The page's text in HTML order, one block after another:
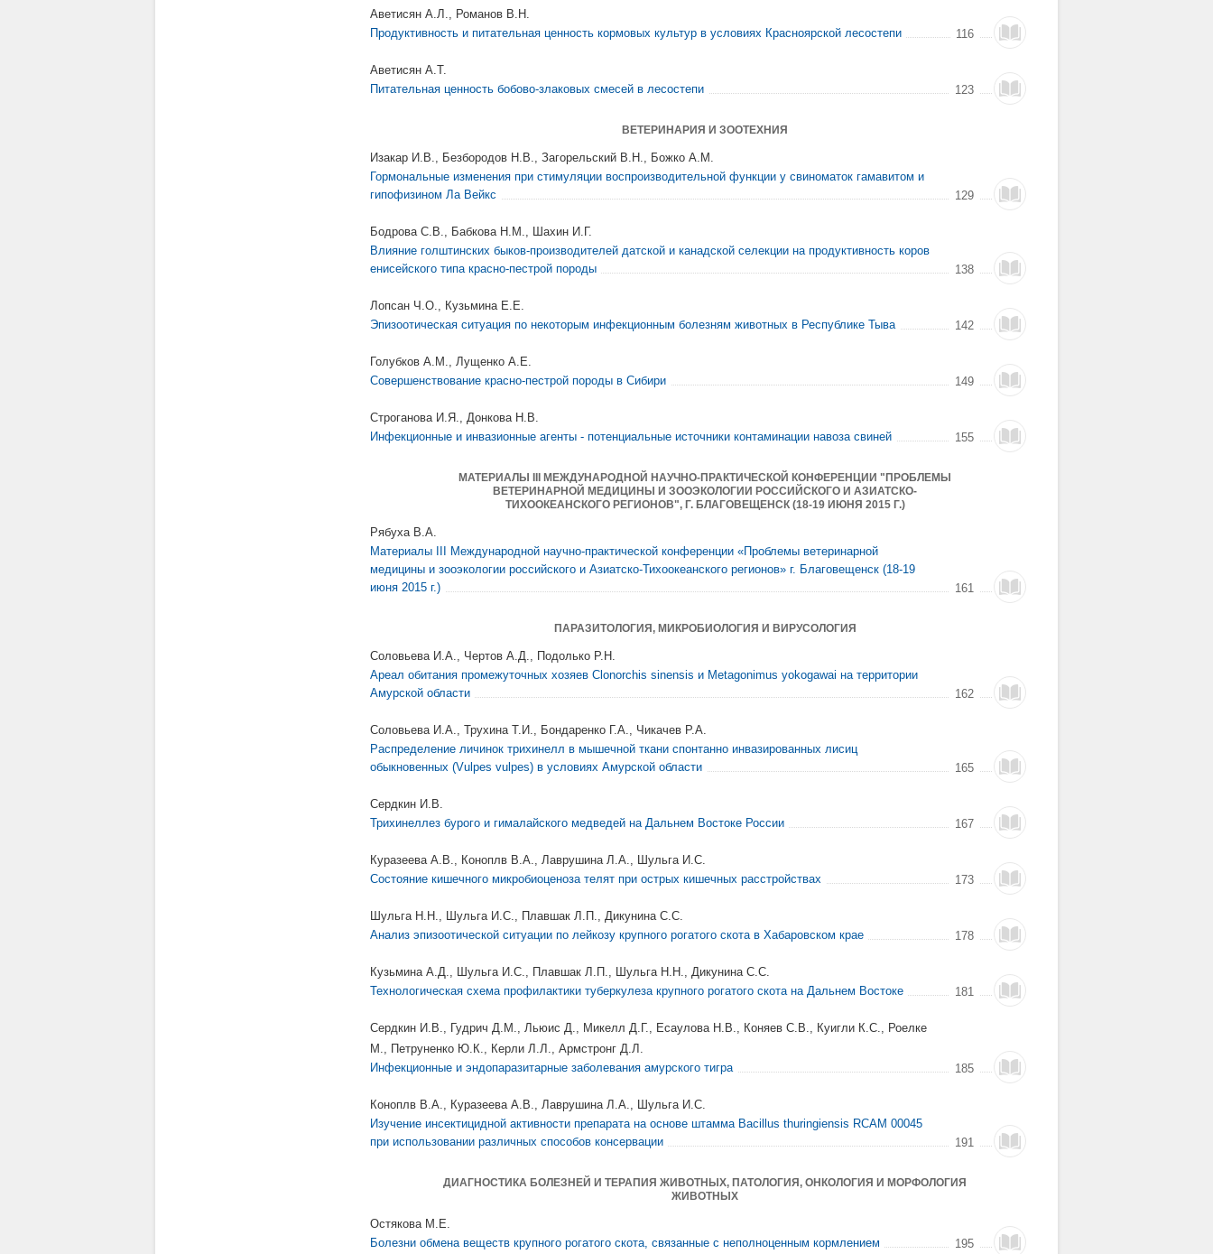
Аветисян А.Л., Романов В.Н.
Продуктивность и питательная ценность кормовых культур в условиях Красноярской лесостепи
116
Аветисян А.Т.
Питательная ценность бобово-злаковых смесей в лесостепи
123
ВЕТЕРИНАРИЯ И ЗООТЕХНИЯ
Изакар И.В., Безбородов Н.В., Загорельский В.Н., Божко А.М.
Гормональные изменения при стимуляции воспроизводительной функции у свиноматок гамавитом и
гипофизином Ла Вейкс
129
Бодрова С.В., Бабкова Н.М., Шахин И.Г.
Влияние голштинских быков-производителей датской и канадской селекции на продуктивность коров
енисейского типа красно-пестрой породы
138
Лопсан Ч.О., Кузьмина Е.Е.
Эпизоотическая ситуация по некоторым инфекционным болезням животных в Республике Тыва
142
Голубков А.М., Лущенко А.Е.
Совершенствование красно-пестрой породы в Сибири
149
Строганова И.Я., Донкова Н.В.
Инфекционные и инвазионные агенты - потенциальные источники контаминации навоза свиней
155
МАТЕРИАЛЫ III МЕЖДУНАРОДНОЙ НАУЧНО-ПРАКТИЧЕСКОЙ КОНФЕРЕНЦИИ "ПРОБЛЕМЫ
ВЕТЕРИНАРНОЙ МЕДИЦИНЫ И ЗООЭКОЛОГИИ РОССИЙСКОГО И АЗИАТСКО-
ТИХООКЕАНСКОГО РЕГИОНОВ", Г. БЛАГОВЕЩЕНСК (18-19 ИЮНЯ 2015 Г.)
Рябуха В.А.
Материалы III Международной научно-практической конференции «Проблемы ветеринарной
медицины и зооэкологии российского и Азиатско-Тихоокеанского регионов» г. Благовещенск (18-19
июня 2015 г.)
161
ПАРАЗИТОЛОГИЯ, МИКРОБИОЛОГИЯ И ВИРУСОЛОГИЯ
Соловьева И.А., Чертов А.Д., Подолько Р.Н.
Ареал обитания промежуточных хозяев Clonorchis sinensis и Metagonimus yokogawai на территории
Амурской области
162
Соловьева И.А., Трухина Т.И., Бондаренко Г.А., Чикачев Р.А.
Распределение личинок трихинелл в мышечной ткани спонтанно инвазированных лисиц
обыкновенных (Vulpes vulpes) в условиях Амурской области
165
Сердкин И.В.
Трихинеллез бурого и гималайского медведей на Дальнем Востоке России
167
Куразеева А.В., Коноплв В.А., Лаврушина Л.А., Шульга И.С.
Состояние кишечного микробиоценоза телят при острых кишечных расстройствах
173
Шульга Н.Н., Шульга И.С., Плавшак Л.П., Дикунина С.С.
Анализ эпизоотической ситуации по лейкозу крупного рогатого скота в Хабаровском крае
178
Кузьмина А.Д., Шульга И.С., Плавшак Л.П., Шульга Н.Н., Дикунина С.С.
Технологическая схема профилактики туберкулеза крупного рогатого скота на Дальнем Востоке
181
Сердкин И.В., Гудрич Д.М., Льюис Д., Микелл Д.Г., Есаулова Н.В., Коняев С.В., Куигли К.С., Роелке
М., Петруненко Ю.К., Керли Л.Л., Армстронг Д.Л.
Инфекционные и эндопаразитарные заболевания амурского тигра
185
Коноплв В.А., Куразеева А.В., Лаврушина Л.А., Шульга И.С.
Изучение инсектицидной активности препарата на основе штамма Bacillus thuringiensis RCAM 00045
при использовании различных способов консервации
191
ДИАГНОСТИКА БОЛЕЗНЕЙ И ТЕРАПИЯ ЖИВОТНЫХ, ПАТОЛОГИЯ, ОНКОЛОГИЯ И МОРФОЛОГИЯ
ЖИВОТНЫХ
Остякова М.Е.
Болезни обмена веществ крупного рогатого скота, связанные с неполноценным кормлением
195